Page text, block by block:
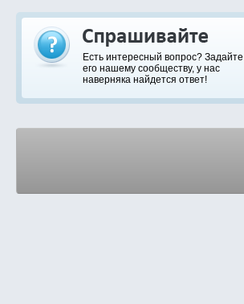
Есть интересный вопрос? Задайте
его нашему сообществу, у нас
наверняка найдется ответ!